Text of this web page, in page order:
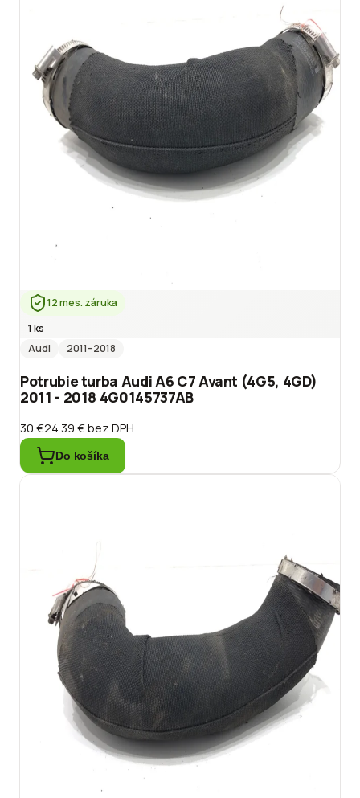
12 mes. záruka
1 ks
Audi
2011–2018
Potrubie turba Audi A6 C7 Avant (4G5, 4GD)
2011 - 2018 4G0145737AB
30 €24.39 €bez DPH
Do košíka